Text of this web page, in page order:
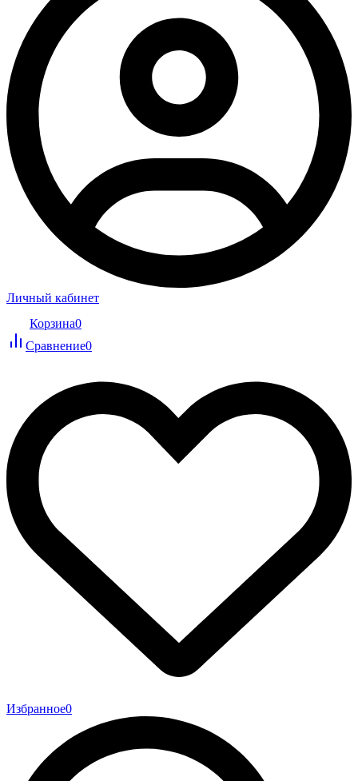
Личный кабинет
Корзина0
Сравнение0
Избранное0